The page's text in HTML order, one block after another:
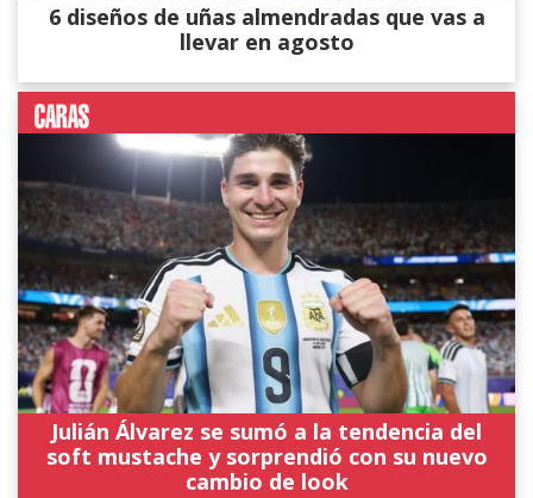
6 diseños de uñas almendradas que vas a
llevar en agosto
Julián Álvarez se sumó a la tendencia del
soft mustache y sorprendió con su nuevo
cambio de look